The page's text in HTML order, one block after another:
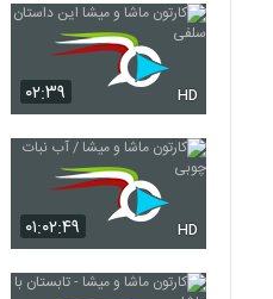
۰۲:۳۹ HD
۰۱:۰۲:۴۹ HD